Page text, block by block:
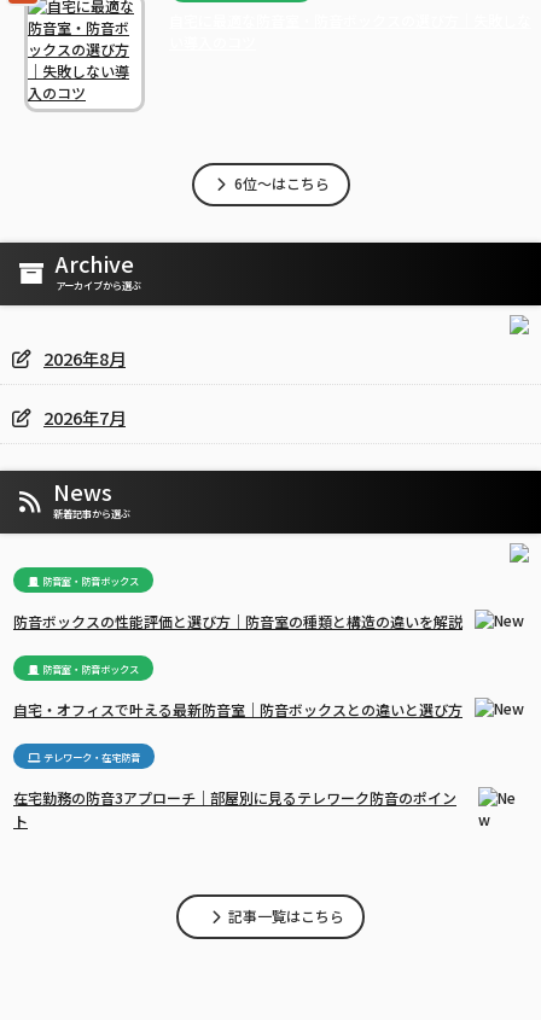
6位～はこちら
Archive
アーカイブから選ぶ
2026年8月
2026年7月
News
新着記事から選ぶ
防音室・防音ボックス
防音ボックスの性能評価と選び方｜防音室の種類と構造の違いを解説
防音室・防音ボックス
自宅・オフィスで叶える最新防音室｜防音ボックスとの違いと選び方
テレワーク・在宅防音
在宅勤務の防音3アプローチ｜部屋別に見るテレワーク防音のポイン
ト
記事一覧はこちら